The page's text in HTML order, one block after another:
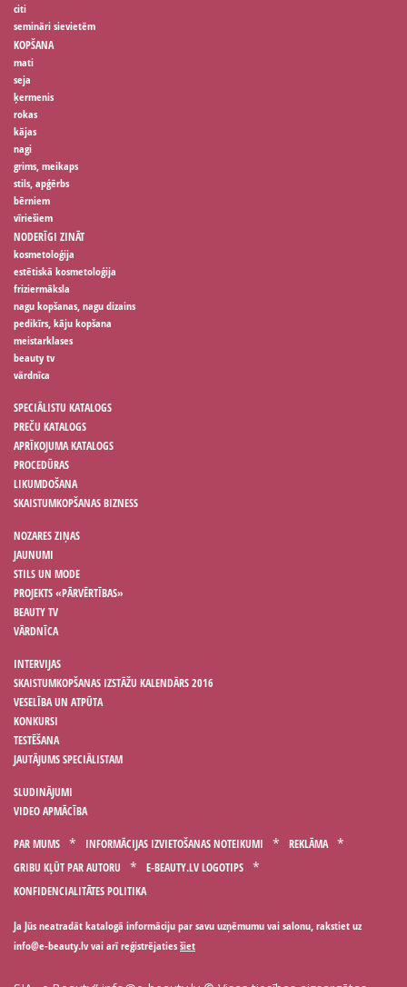
citi
semināri sievietēm
KOPŠANA
mati
seja
ķermenis
rokas
kājas
nagi
grims, meikaps
stils, apģērbs
bērniem
vīriešiem
NODERĪGI ZINĀT
kosmetoloģija
estētiskā kosmetoloģija
friziermāksla
nagu kopšanas, nagu dizains
pedikīrs, kāju kopšana
meistarklases
beauty tv
vārdnīca
SPECIĀLISTU KATALOGS
PREČU KATALOGS
APRĪKOJUMA KATALOGS
PROCEDŪRAS
LIKUMDOŠANA
SKAISTUMKOPŠANAS BIZNESS
NOZARES ZIŅAS
JAUNUMI
STILS UN MODE
PROJEKTS «PĀRVĒRTĪBAS»
BEAUTY TV
VĀRDNĪCA
INTERVIJAS
SKAISTUMKOPŠANAS IZSTĀŽU KALENDĀRS 2016
VESELĪBA UN ATPŪTA
KONKURSI
TESTĒŠANA
JAUTĀJUMS SPECIĀLISTAM
SLUDINĀJUMI
VIDEO APMĀCĪBA
PAR MUMS INFORMĀCIJAS IZVIETOŠANAS NOTEIKUMI
REKLĀMA
GRIBU KĻŪT PAR AUTORU
E-BEAUTY.LV LOGOTIPS
KONFIDENCIALITĀTES POLITIKA
Ja Jūs neatradāt katalogā informāciju par savu uzņēmumu vai salonu, rakstiet uz
vai arī reģistrējatiesšiet